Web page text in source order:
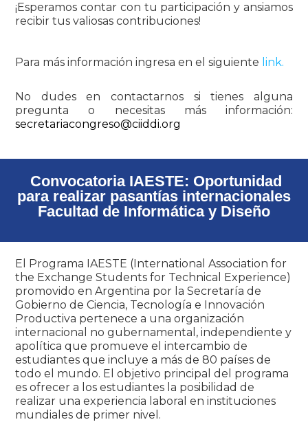
¡Esperamos contar con tu participación y ansiamos
recibir tus valiosas contribuciones!
Para más información ingresa en el siguiente link.
No dudes en contactarnos si tienes alguna
pregunta o necesitas más información:
secretariacongreso@ciiddi.org
Convocatoria IAESTE: Oportunidad
para realizar pasantías internacionales
Facultad de Informática y Diseño
El Programa IAESTE (International Association for
the Exchange Students for Technical Experience)
promovido en Argentina por la Secretaría de
Gobierno de Ciencia, Tecnología e Innovación
Productiva pertenece a una organización
internacional no gubernamental, independiente y
apolítica que promueve el intercambio de
estudiantes que incluye a más de 80 países de
todo el mundo. El objetivo principal del programa
es ofrecer a los estudiantes la posibilidad de
realizar una experiencia laboral en instituciones
mundiales de primer nivel.